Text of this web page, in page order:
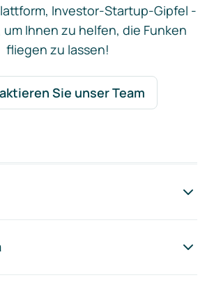
Investor-Startup-Gipfel -
um Ihnen zu helfen, die Funken
fliegen zu lassen!
Sie unser Team